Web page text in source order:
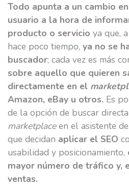
Todo apunta a un cambio
usuario a la hora de
producto o servicio ya que,
hace poco tiempo, ya no se
buscador; cada vez es más
sobre aquello que quieren
directamente en el
Amazon, eBay u otros. Es
de la opción de buscar
marketplaceen el asistente
que decidan aplicar el SEO
usabilidad y posicionamiento,
mayor número de tráfico y,
ventas.